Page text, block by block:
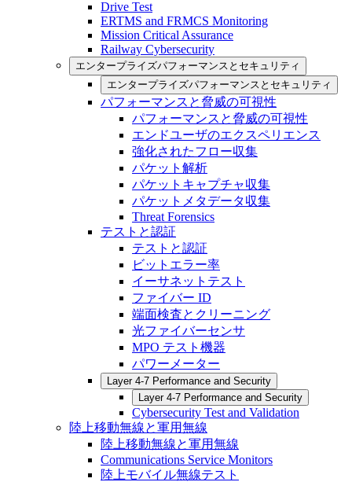
Drive Test
ERTMS and FRMCS Monitoring
Mission Critical Assurance
Railway Cybersecurity
エンタープライズパフォーマンスとセキュリティ
エンタープライズパフォーマンスとセキュリティ
パフォーマンスと脅威の可視性
パフォーマンスと脅威の可視性
エンドユーザのエクスペリエンス
強化されたフロー収集
パケット解析
パケットキャプチャ収集
パケットメタデータ収集
Threat Forensics
テストと認証
テストと認証
ビットエラー率
イーサネットテスト
ファイバー ID
端面検査とクリーニング
光ファイバーセンサ
MPO テスト機器
パワーメーター
Layer 4-7 Performance and Security
Layer 4-7 Performance and Security
Cybersecurity Test and Validation
陸上移動無線と軍用無線
陸上移動無線と軍用無線
Communications Service Monitors
陸上モバイル無線テスト